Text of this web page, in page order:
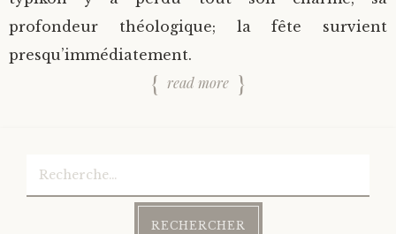
profondeur théologique; la fête survient
presqu’immédiatement.
read more